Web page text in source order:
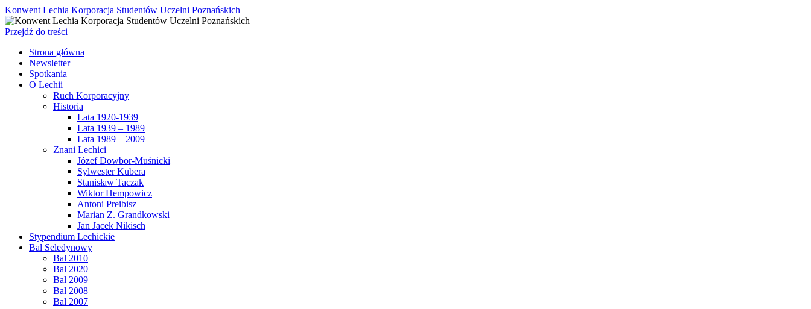
Konwent Lechia Korporacja Studentów Uczelni Poznańskich
Przejdź do treści
Strona główna
Newsletter
Spotkania
O Lechii
Ruch Korporacyjny
Historia
Lata 1920-1939
Lata 1939 – 1989
Lata 1989 – 2009
Znani Lechici
Józef Dowbor-Muśnicki
Sylwester Kubera
Stanisław Taczak
Wiktor Hempowicz
Antoni Preibisz
Marian Z. Grandkowski
Jan Jacek Nikisch
Stypendium Lechickie
Bal Seledynowy
Bal 2010
Bal 2020
Bal 2009
Bal 2008
Bal 2007